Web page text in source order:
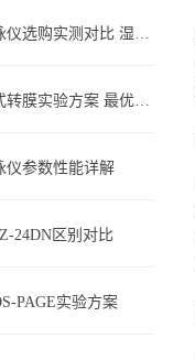
DYCZ-40G 转印电泳仪选购实测对比 湿转设备怎么选不踩坑
DYCZ-40G 标准湿式转膜实验方案 最优参数搭配
仪参数性能详解
24DN区别对比
PAGE实验方案